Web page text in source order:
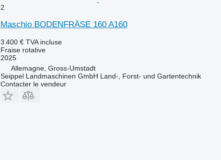
2
Maschio BODENFRÄSE 160 A160
3 400 € TVA incluse
Fraise rotative
2025
Allemagne, Gross-Umstadt
Seippel Landmaschinen GmbH Land-, Forst- und Gartentechnik
Contacter le vendeur